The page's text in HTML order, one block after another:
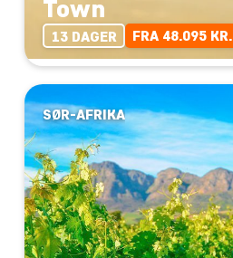
Town
13 DAGER FRA 48.095 KR.
SØR-AFRIKA